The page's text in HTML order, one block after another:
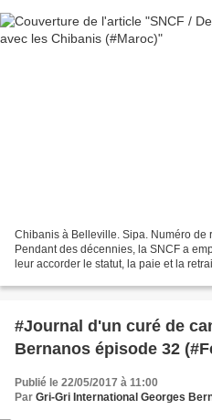
Chibanis à Belleville. Sipa. Numéro
Pendant des décennies, la SNCF a
leur accorder le statut, la paie et la
#Journal d'un curé de
Bernanos épisode 32
Publié le 22/05/2017 à 11:00
Par Gri-Gri International Georges